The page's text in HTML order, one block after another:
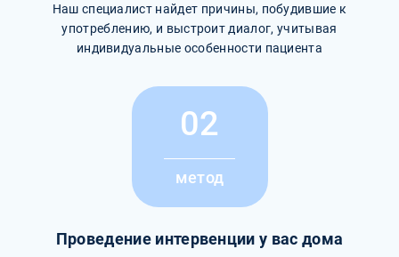
Наш специалист найдет причины, побудившие к
употреблению, и выстроит диалог, учитывая
индивидуальные особенности пациента
02
метод
Проведение интервенции у вас дома